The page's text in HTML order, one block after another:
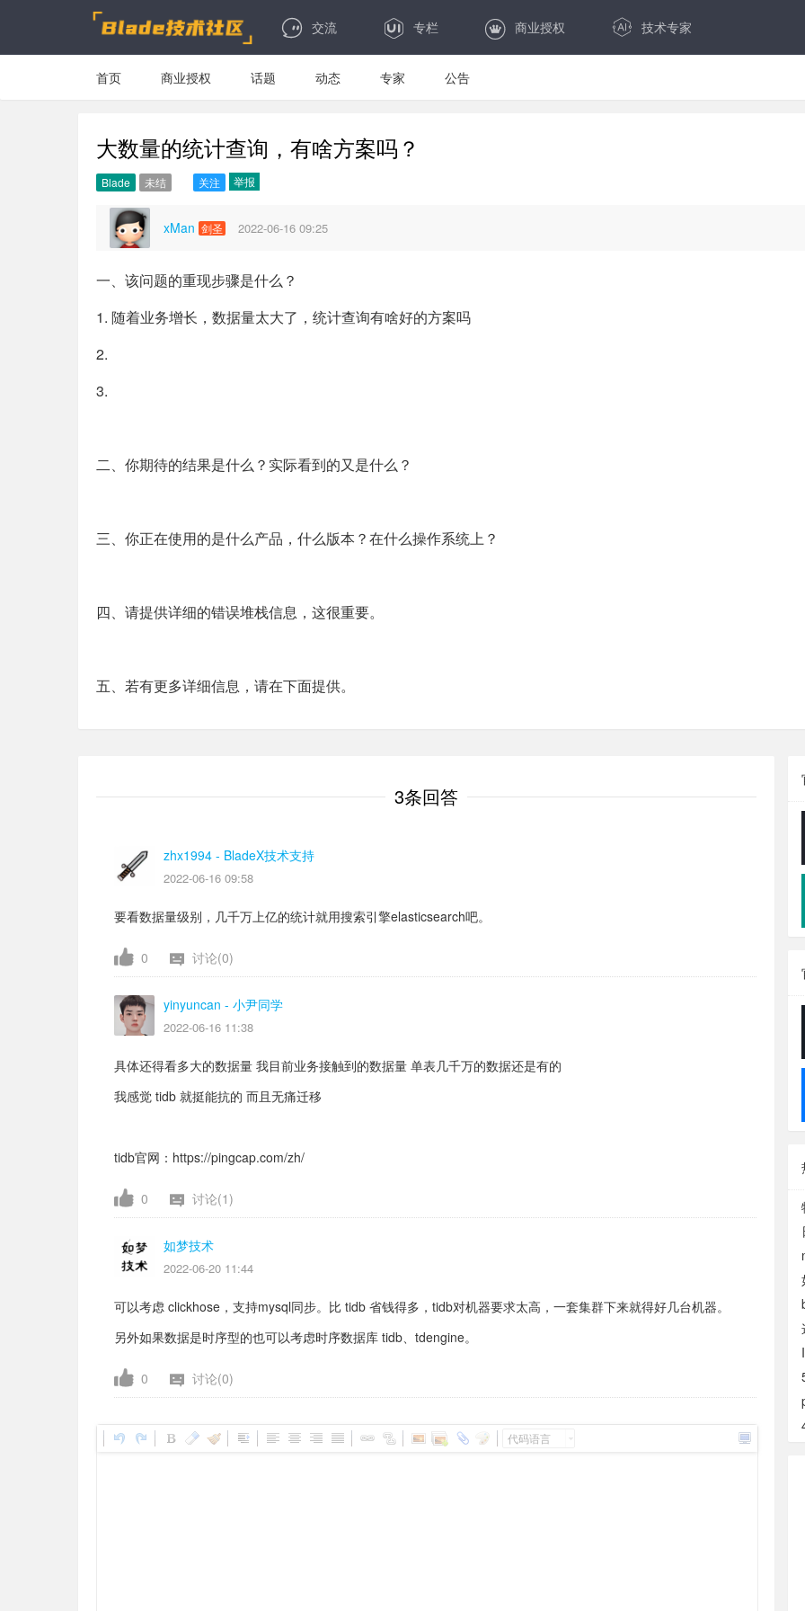
交流 专栏 商业授权 技术专家
首页 商业授权 话题 动态 专家 公告
大数量的统计查询，有啥方案吗？
Blade 未结 关注 举报
xMan 剑圣 2022-06-16 09:25
一、该问题的重现步骤是什么？
1. 随着业务增长，数据量太大了，统计查询有啥好的方案吗
2.
3.
二、你期待的结果是什么？实际看到的又是什么？
三、你正在使用的是什么产品，什么版本？在什么操作系统上？
四、请提供详细的错误堆栈信息，这很重要。
五、若有更多详细信息，请在下面提供。
3条回答
zhx1994 - BladeX技术支持
2022-06-16 09:58
要看数据量级别，几千万上亿的统计就用搜索引擎elasticsearch吧。
0 讨论(0)
yinyuncan - 小尹同学
2022-06-16 11:38
具体还得看多大的数据量 我目前业务接触到的数据量 单表几千万的数据还是有的
我感觉 tidb 就挺能抗的 而且无痛迁移
tidb官网：https://pingcap.com/zh/
0 讨论(1)
如梦技术
2022-06-20 11:44
可以考虑 clickhose，支持mysql同步。比 tidb 省钱得多，tidb对机器要求太高，一套集群下来就得好几台机器。
另外如果数据是时序型的也可以考虑时序数据库 tidb、tdengine。
0 讨论(0)
代码语言